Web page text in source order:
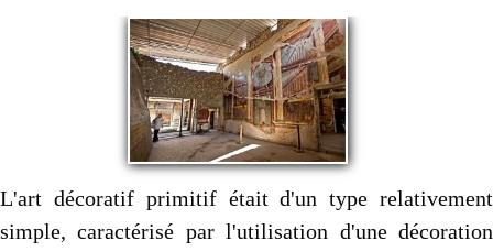
L'art décoratif primitif était d'un type relativement
simple, caractérisé par l'utilisation d'une décoration